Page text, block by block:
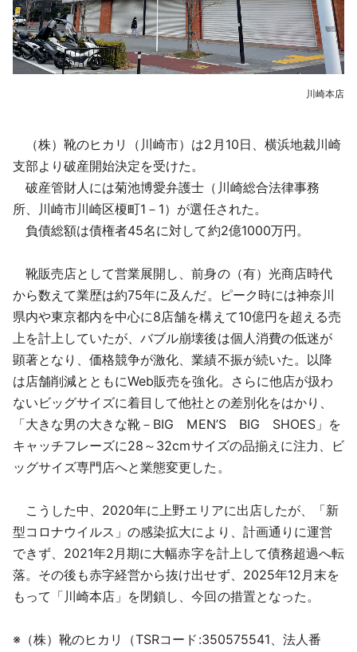
川崎本店
（株）靴のヒカリ（川崎市）は2月10日、横浜地裁川崎
支部より破産開始決定を受けた。
破産管財人には菊池博愛弁護士（川崎総合法律事務
所、川崎市川崎区榎町1－1）が選任された。
負債総額は債権者45名に対して約2億1000万円。
靴販売店として営業展開し、前身の（有）光商店時代
から数えて業歴は約75年に及んだ。ピーク時には神奈川
県内や東京都内を中心に8店舗を構えて10億円を超える売
上を計上していたが、バブル崩壊後は個人消費の低迷が
顕著となり、価格競争が激化、業績不振が続いた。以降
は店舗削減とともにWeb販売を強化。さらに他店が扱わ
ないビッグサイズに着目して他社との差別化をはかり、
「大きな男の大きな靴－BIG MEN’S BIG SHOES」を
キャッチフレーズに28～32cmサイズの品揃えに注力、ビ
ッグサイズ専門店へと業態変更した。
こうした中、2020年に上野エリアに出店したが、「新
型コロナウイルス」の感染拡大により、計画通りに運営
できず、2021年2月期に大幅赤字を計上して債務超過へ転
落。その後も赤字経営から抜け出せず、2025年12月末を
もって「川崎本店」を閉鎖し、今回の措置となった。
※（株）靴のヒカリ（TSRコード:350575541、法人番